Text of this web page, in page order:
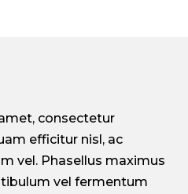
consectetur
efficitur nisl, ac
vel. Phasellus maximus
vel fermentum